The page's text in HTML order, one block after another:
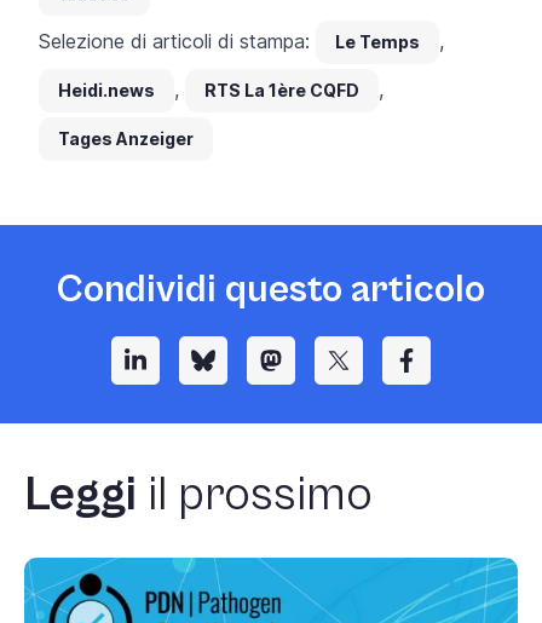
Selezione di articoli di stampa: Le Temps ,
Heidi.news , RTS La 1ère CQFD ,
Tages Anzeiger
Condividi questo articolo
Leggi il prossimo